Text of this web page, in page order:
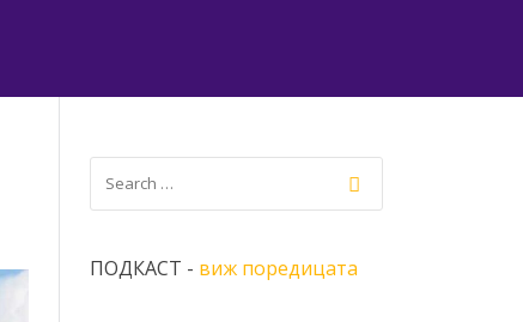
ПОДКАСТ - виж поредицата